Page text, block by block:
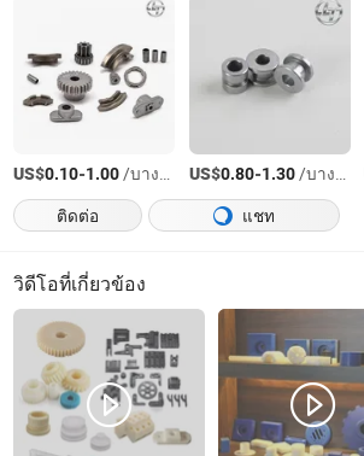
US$0.10-1.00/บางส่วน US$0.80-1.30/บางส่วน
ติดต่อ
แชท
วิดีโอที่เกี่ยวข้อง